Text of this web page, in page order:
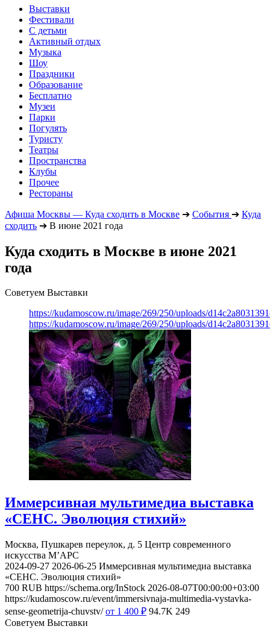
Выставки
Фестивали
С детьми
Активный отдых
Музыка
Шоу
Праздники
Образование
Бесплатно
Музеи
Парки
Погулять
Туристу
Театры
Пространства
Клубы
Прочее
Рестораны
Афиша Москвы — Куда сходить в Москве ➔ События ➔ Куда
сходить ➔ В июне 2021 года
Куда сходить в Москве в июне 2021
года
Советуем Выставки
https://kudamoscow.ru/image/269/250/uploads/
https://kudamoscow.ru/image/269/250/uploads/
Иммерсивная мультимедиа выставка
«СЕНС. Эволюция стихий»
Москва, Пушкарев переулок, д. 5 Центр современного
искусства М’АРС
2024-09-27 2026-06-25 Иммерсивная мультимедиа выставка
«СЕНС. Эволюция стихий»
700 RUB https://schema.org/InStock 2026-08-07T00:00:00+03:00
https://kudamoscow.ru/event/immersivnaja-multimedia-vystavka-
sense-geometrija-chuvstv/ от 1 400 ₽ 94.7K 249
Советуем Выставки